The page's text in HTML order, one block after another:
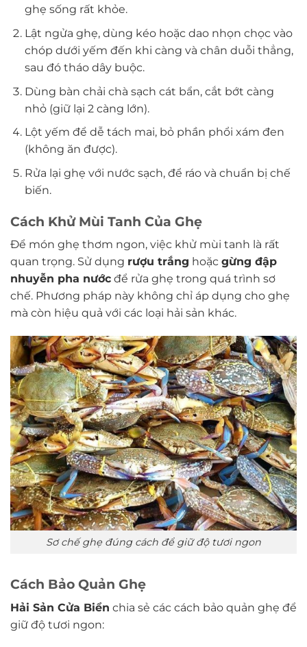
ghẹ sống rất khỏe.
Lật ngửa ghẹ, dùng kéo hoặc dao nhọn chọc vào
chóp dưới yếm đến khi càng và chân duỗi thẳng,
sau đó tháo dây buộc.
Dùng bàn chải chà sạch cát bẩn, cắt bớt càng
nhỏ (giữ lại 2 càng lớn).
Lột yếm để dễ tách mai, bỏ phần phổi xám đen
(không ăn được).
Rửa lại ghẹ với nước sạch, để ráo và chuẩn bị chế
biến.
Cách Khử Mùi Tanh Của Ghẹ
Để món ghẹ thơm ngon, việc khử mùi tanh là rất
quan trọng. Sử dụng rượu trắng hoặc gừng đập
nhuyễn pha nước để rửa ghẹ trong quá trình sơ
chế. Phương pháp này không chỉ áp dụng cho ghẹ
mà còn hiệu quả với các loại hải sản khác.
Sơ chế ghẹ đúng cách để giữ độ tươi ngon
Cách Bảo Quản Ghẹ
Hải Sản Cửa Biển chia sẻ các cách bảo quản ghẹ để
giữ độ tươi ngon: